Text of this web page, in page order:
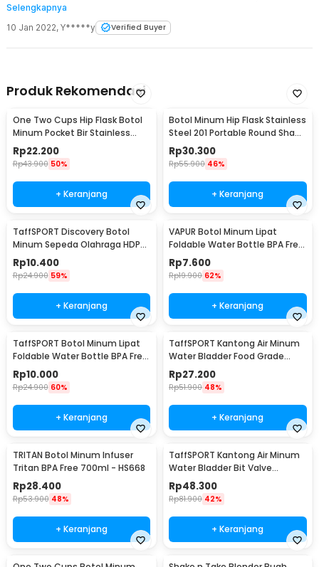
box baru yang sepadan dengan isinya
Selengkapnya
10 Jan 2022, Y*****y Verified Buyer
Produk Rekomendasi
One Two Cups Hip Flask Botol
Minum Pocket Bir Stainless
Steel 201 8oz - MS351
Rp22.200
Rp43.900 50%
+ Keranjang
Botol Minum Hip Flask Stainless
Steel 201 Portable Round Shape
150ml - B-5
Rp30.300
Rp55.900 46%
+ Keranjang
TaffSPORT Discovery Botol
Minum Sepeda Olahraga HDPE
Dust Cover 650ml - 3026
Rp10.400
Rp24.900 59%
+ Keranjang
VAPUR Botol Minum Lipat
Foldable Water Bottle BPA Free
Karabiner 500ml - V5
Rp7.600
Rp19.900 62%
+ Keranjang
TaffSPORT Botol Minum Lipat
Foldable Water Bottle BPA Free
700ml - S29
Rp10.000
Rp24.900 60%
+ Keranjang
TaffSPORT Kantong Air Minum
Water Bladder Food Grade
Hydration Bag 2L - SD16
Rp27.200
Rp51.900 48%
+ Keranjang
TRITAN Botol Minum Infuser
Tritan BPA Free 700ml - HS668
Rp28.400
Rp53.900 48%
+ Keranjang
TaffSPORT Kantong Air Minum
Water Bladder Bit Valve
Hydration Bag 2L - SD16
Rp48.300
Rp81.900 42%
+ Keranjang